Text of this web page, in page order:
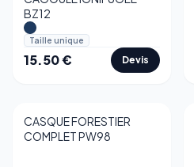
BZ12
Taille unique
15.50€ Devis
CASQUE FORESTIER
COMPLET PW98